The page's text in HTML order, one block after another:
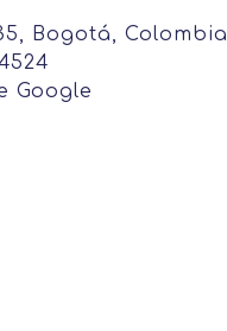
Bogotá, Colombia
Google